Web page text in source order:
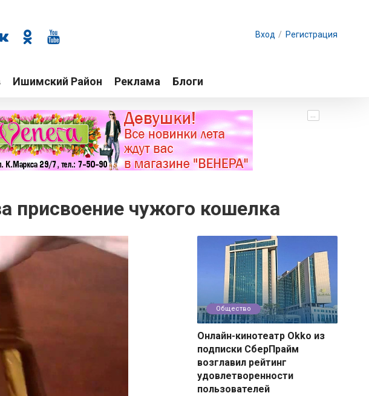
Вход / Регистрация
Ишимский Район Реклама Блоги
...
присвоение чужого кошелка
Общество
Онлайн-кинотеатр Okko из
подписки СберПрайм
возглавил рейтинг
удовлетворенности
пользователей